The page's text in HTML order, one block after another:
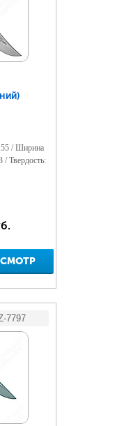
/ Ширина
/ Твердость:
7797